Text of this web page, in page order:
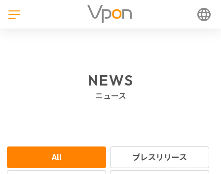
NEWS
ニュース
All
プレスリリース